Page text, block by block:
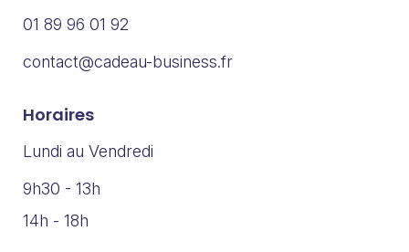
01 89 96 01 92
contact@cadeau-business.fr
Horaires
Lundi au Vendredi
9h30 - 13h
14h - 18h